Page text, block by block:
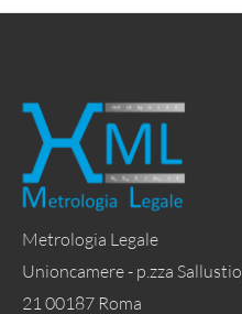
Metrologia Legale
Unioncamere - p.zza Sallustio,
21 00187 Roma